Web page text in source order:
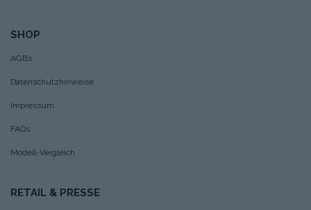
SHOP
AGBs
Datenschutzhinweise
Impressum
FAQs
Modell-Vergleich
RETAIL & PRESSE